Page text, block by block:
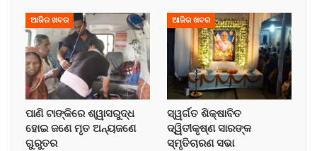
ଆଜିର ଖବର
ପାଣି ଟାଙ୍କିରେ ଶ୍ୱାସରୁଦ୍ଧ
ହୋଇ ଜଣେ ମୃତ ଅନ୍ୟଜଣେ
ଗୁରୁତର
ଆଜିର ଖବର
ସ୍ୱର୍ଗତ ଶିକ୍ଷାବିତ
ଦ୍ୱିତୀକୃଷ୍ଣ ସାରଙ୍କ
ସ୍ମୃତିଚାରଣ ସଭା